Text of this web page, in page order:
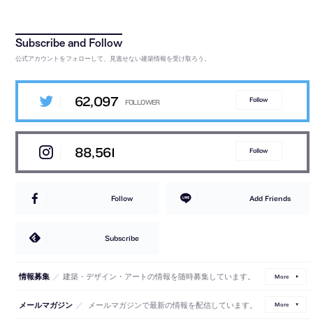
公式アカウントをフォローして、見逃せない建築情報を受け取ろう。
62,097 Follow
88,561 Follow
Follow Add Friends
Subscribe
情報募集 ／ 建築・デザイン・アートの情報を随時募集しています。 More
メールマガジン ／ メールマガジンで最新の情報を配信しています。 More